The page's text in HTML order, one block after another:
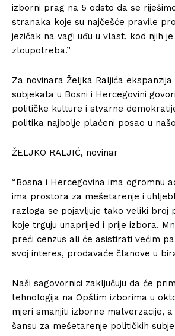
izborni prag na 5 odsto da se
stranaka koje su najčešće pravile
jezičak na vagi uđu u vlast, kod njih je
zloupotreba.”
Za novinara Željka Raljića
subjekata u Bosni i Hercegovini
političke kulture i stvarne
politika najbolje plaćeni posao u
ŽELJKO RALJIĆ, novinar
“Bosna i Hercegovina ima ogromnu
ima prostora za mešetarenje i
razloga se pojavljuje tako veliki broj
koje trguju unaprijed i prije izbora.
preći cenzus ali će asistirati većim
svoj interes, prodavaće članove u
Naši sagovornici zaključuju da će
tehnologija na Opštim izborima u
mjeri smanjiti izborne malverzacije,
šansu za mešetarenje političkih